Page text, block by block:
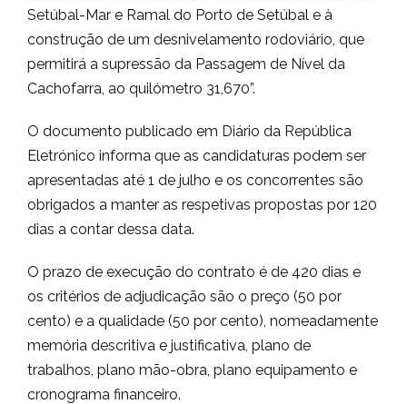
Setúbal-Mar e Ramal do Porto de Setúbal e à
construção de um desnivelamento rodoviário, que
permitirá a supressão da Passagem de Nível da
Cachofarra, ao quilómetro 31,670”.
O documento publicado em Diário da República
Eletrónico informa que as candidaturas podem ser
apresentadas até 1 de julho e os concorrentes são
obrigados a manter as respetivas propostas por 120
dias a contar dessa data.
O prazo de execução do contrato é de 420 dias e
os critérios de adjudicação são o preço (50 por
cento) e a qualidade (50 por cento), nomeadamente
memória descritiva e justificativa, plano de
trabalhos, plano mão-obra, plano equipamento e
cronograma financeiro.